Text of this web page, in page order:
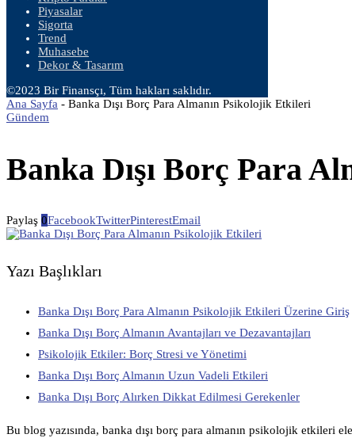
Piyasalar
Sigorta
Trend
Muhasebe
Dekor & Tasarım
©2023 Bir Finansçı, Tüm hakları saklıdır.
Ana Sayfa - Banka Dışı Borç Para Almanın Psikolojik Etkileri
Gündem
Banka Dışı Borç Para
Paylaş 0FacebookTwitterPinterestEmail
Yazı Başlıkları
Banka Dışı Borç Para Almanın Psikolojik Etkileri Üzerine Giriş
Banka Dışı Borç Almanın Avantajları ve Dezavantajları
Psikolojik Etkiler: Borç Stresi ve Yönetimi
Banka Dışı Borç Almanın Uzun Vadeli Etkileri
Banka Dışı Borç Alırken Dikkat Edilmesi Gerekenler
Bu blog yazısında, banka dışı borç para almanın psikolojik etkileri